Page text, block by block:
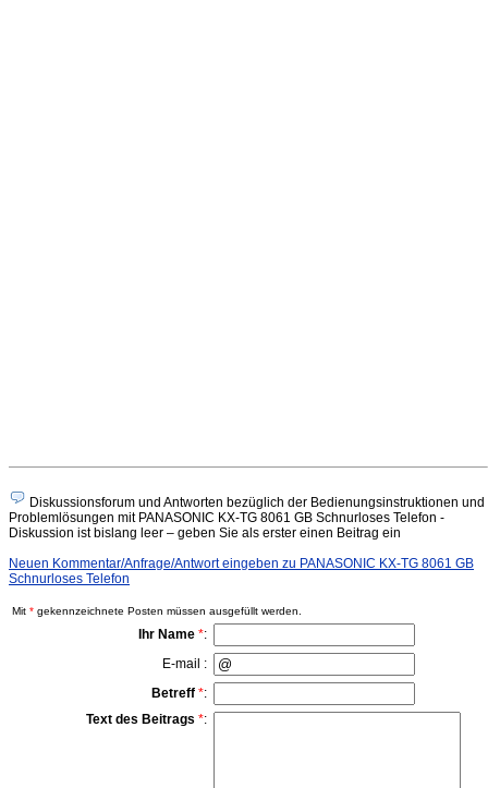
Diskussionsforum und Antworten bezüglich der Bedienungsinstruktionen und
Problemlösungen mit PANASONIC KX-TG 8061 GB Schnurloses Telefon -
Diskussion ist bislang leer – geben Sie als erster einen Beitrag ein
Neuen Kommentar/Anfrage/Antwort eingeben zu PANASONIC KX-TG 8061 GB
Schnurloses Telefon
Mit * gekennzeichnete Posten müssen ausgefüllt werden.
Ihr Name *:
E-mail :
Betreff *:
Text des Beitrags *: